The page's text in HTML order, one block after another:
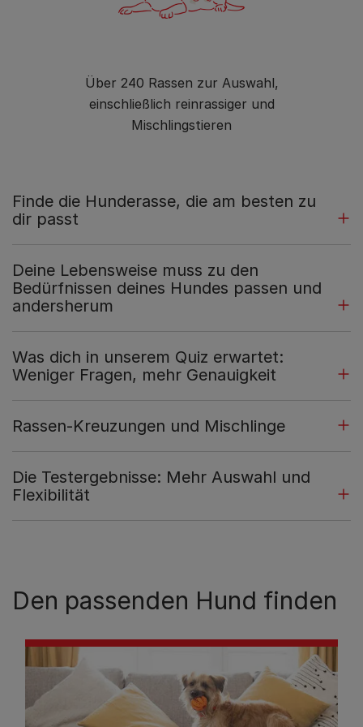
Über 240 Rassen zur Auswahl,
einschließlich reinrassiger und
Mischlingstieren
Finde die Hunderasse, die am besten zu
dir passt
Deine Lebensweise muss zu den
Bedürfnissen deines Hundes passen und
andersherum
Was dich in unserem Quiz erwartet:
Weniger Fragen, mehr Genauigkeit
Rassen-Kreuzungen und Mischlinge
Die Testergebnisse: Mehr Auswahl und
Flexibilität
Den passenden Hund finden